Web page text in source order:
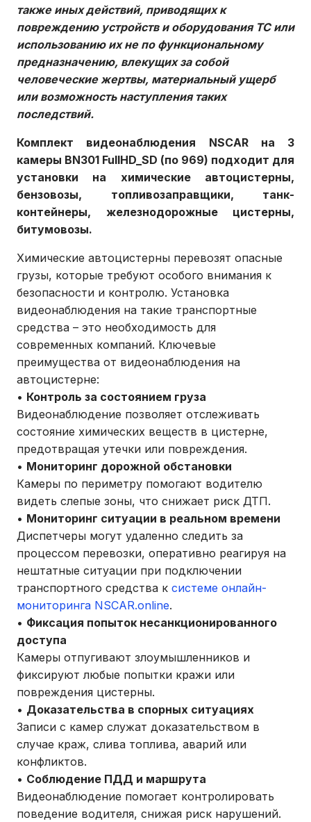
также иных действий, приводящих к
повреждению устройств и оборудования ТС или
использованию их не по функциональному
предназначению, влекущих за собой
человеческие жертвы, материальный ущерб
или возможность наступления таких
последствий.
Комплект видеонаблюдения NSCAR на 3
камеры BN301 FullHD_SD (по 969) подходит для
установки на химические автоцистерны,
бензовозы, топливозаправщики, танк-
контейнеры, железнодорожные цистерны,
битумовозы.
Химические автоцистерны перевозят опасные
грузы, которые требуют особого внимания к
безопасности и контролю. Установка
видеонаблюдения на такие транспортные
средства – это необходимость для
современных компаний. Ключевые
преимущества от видеонаблюдения на
автоцистерне:
• Контроль за состоянием груза
Видеонаблюдение позволяет отслеживать
состояние химических веществ в цистерне,
предотвращая утечки или повреждения.
• Мониторинг дорожной обстановки
Камеры по периметру помогают водителю
видеть слепые зоны, что снижает риск ДТП.
• Мониторинг ситуации в реальном времени
Диспетчеры могут удаленно следить за
процессом перевозки, оперативно реагируя на
нештатные ситуации при подключении
транспортного средства к системе онлайн-
мониторинга NSCAR.online.
• Фиксация попыток несанкционированного
доступа
Камеры отпугивают злоумышленников и
фиксируют любые попытки кражи или
повреждения цистерны.
• Доказательства в спорных ситуациях
Записи с камер служат доказательством в
случае краж, слива топлива, аварий или
конфликтов.
• Соблюдение ПДД и маршрута
Видеонаблюдение помогает контролировать
поведение водителя, снижая риск нарушений.